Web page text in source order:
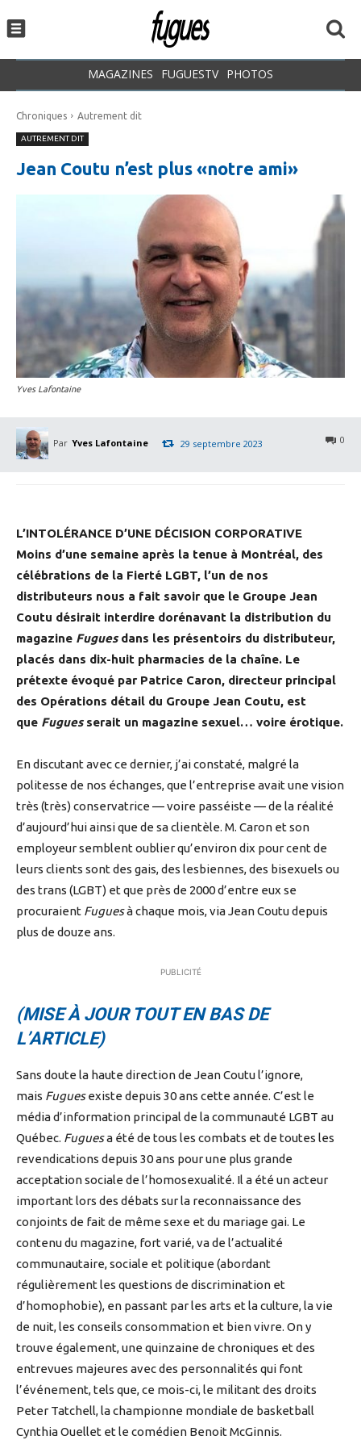
MAGAZINES FUGUESTV PHOTOS
Chroniques Autrement dit
AUTREMENT DIT
Jean Coutu n’est plus «notre ami»
Yves Lafontaine
Par Yves Lafontaine 0
29 septembre 2023
L’INTOLÉRANCE D’UNE DÉCISION CORPORATIVE
Moins d’une semaine après la tenue à Montréal, des
célébrations de la Fierté LGBT, l’un de nos
distributeurs nous a fait savoir que le Groupe Jean
Coutu désirait interdire dorénavant la distribution du
magazine Fuguesdans les présentoirs du distributeur,
placés dans dix-huit pharmacies de la chaîne. Le
prétexte évoqué par Patrice Caron, directeur principal
des Opérations détail du Groupe Jean Coutu, est
que Fuguesserait un magazine sexuel… voire érotique.
En discutant avec ce dernier, j’ai constaté, malgré la
politesse de nos échanges, que l’entreprise avait une vision
très (très) conservatrice — voire passéiste — de la réalité
d’aujourd’hui ainsi que de sa clientèle. M. Caron et son
employeur semblent oublier qu’environ dix pour cent de
leurs clients sont des gais, des lesbiennes, des bisexuels ou
des trans (LGBT) et que près de 2000 d’entre eux se
procuraient Fuguesà chaque mois, via Jean Coutu depuis
plus de douze ans.
PUBLICITÉ
(MISE À JOUR TOUT EN BAS DE
L’ARTICLE)
Sans doute la haute direction de Jean Coutu l’ignore,
mais Fuguesexiste depuis 30 ans cette année. C’est le
média d’information principal de la communauté LGBT au
Québec. Fuguesa été de tous les combats et de toutes les
revendications depuis 30 ans pour une plus grande
acceptation sociale de l’homosexualité. Il a été un acteur
important lors des débats sur la reconnaissance des
conjoints de fait de même sexe et du mariage gai. Le
contenu du magazine, fort varié, va de l’actualité
communautaire, sociale et politique (abordant
régulièrement les questions de discrimination et
d’homophobie), en passant par les arts et la culture, la vie
de nuit, les conseils consommation et bien vivre. On y
trouve également, une quinzaine de chroniques et des
entrevues majeures avec des personnalités qui font
l’événement, tels que, ce mois-ci, le militant des droits
Peter Tatchell, la championne mondiale de basketball
Cynthia Ouellet et le comédien Benoit McGinnis.